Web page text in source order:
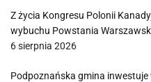
Z życia Kongresu Polonii
wybuchu Powstania
6 sierpnia 2026
Podpoznańska gmina